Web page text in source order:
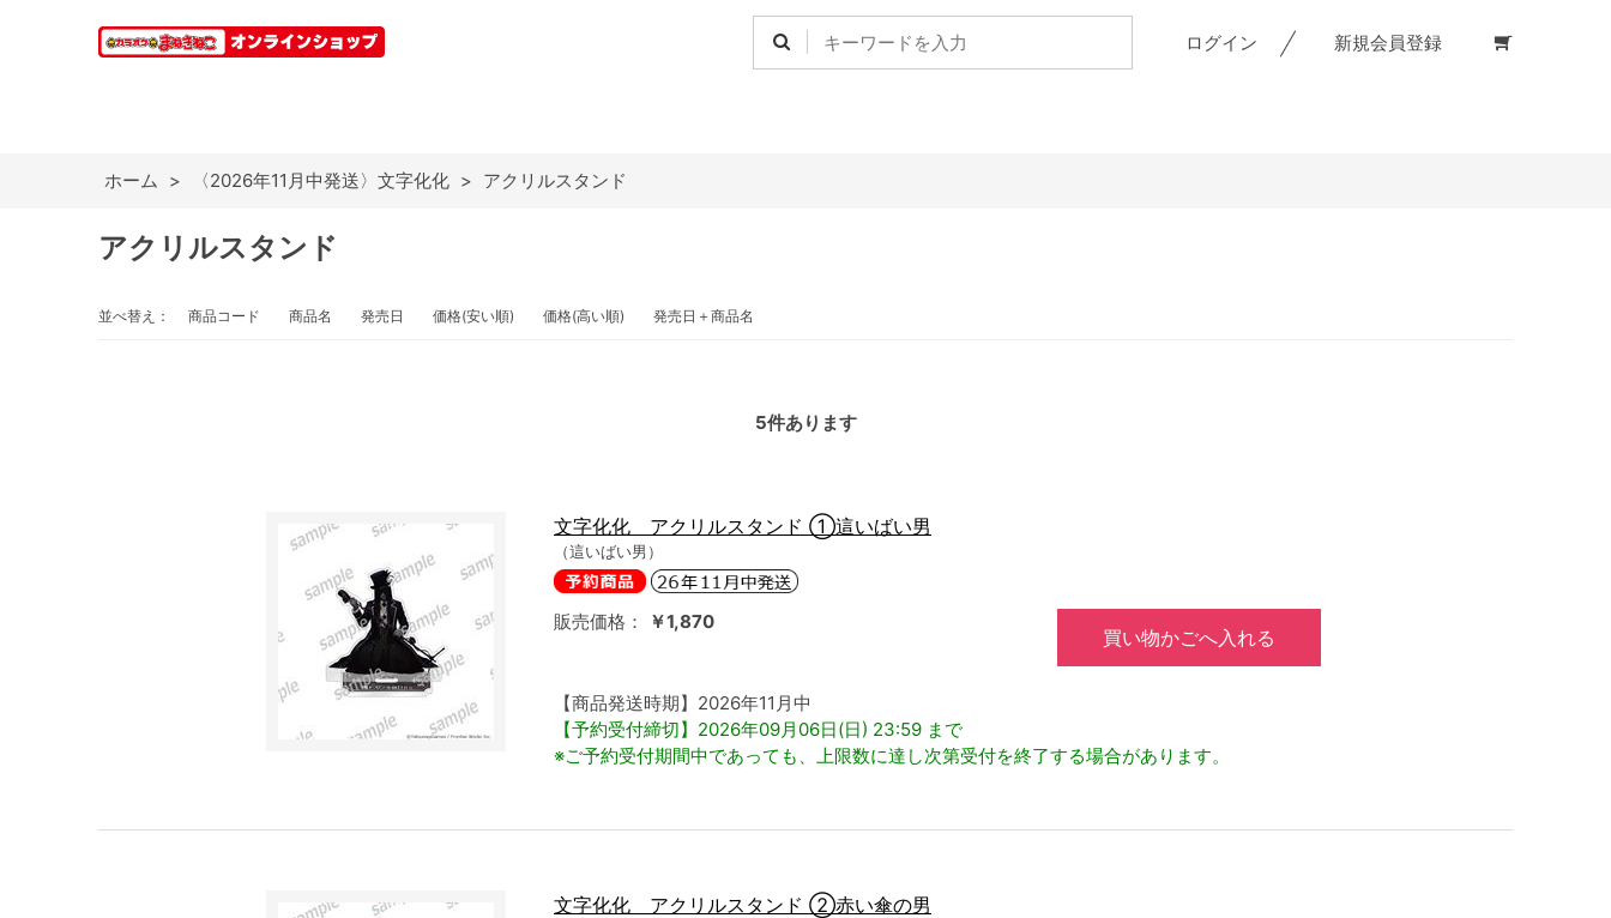
ログイン 新規会員登録
ホーム > 〈2026年11月中発送〉文字化化 > アクリルスタンド
アクリルスタンド
並べ替え： 商品コード 商品名 発売日 価格(安い順) 価格(高い順) 発売日＋商品名
5件あります
文字化化 アクリルスタンド ①這いばい男
（這いばい男）
販売価格： ￥1,870
買い物かごへ入れる
【商品発送時期】2026年11月中
【予約受付締切】2026年09月06日(日) 23:59 まで
※ご予約受付期間中であっても、上限数に達し次第受付を終了する場合があります。
文字化化 アクリルスタンド ②赤い傘の男